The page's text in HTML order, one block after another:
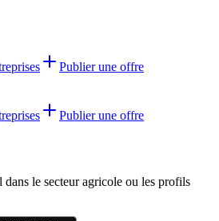
Publier une offre
Publier une offre
le secteur agricole ou les profils